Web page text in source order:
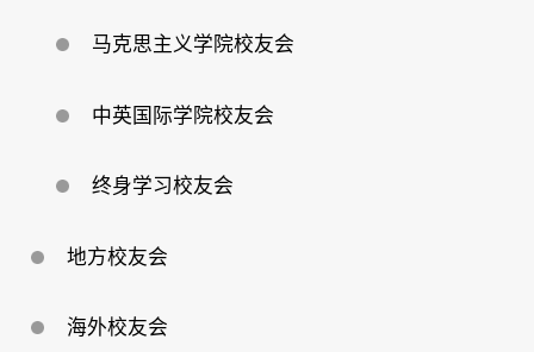
马克思主义学院校友会
中英国际学院校友会
终身学习校友会
地方校友会
海外校友会